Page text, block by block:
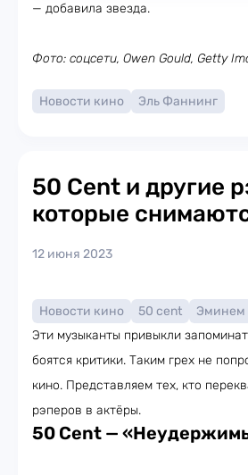
— добавила звезда.
Фото: соцсети, Owen Gould, Getty
Новости кино Эль Фаннинг
50 Cent и другие
которые
12 июня 2023
Новости кино 50 cent
Эминем
Эти музыканты привыкли
боятся критики. Таким грех не
кино. Представляем тех, кто
рэперов в актёры.
50 Cent —